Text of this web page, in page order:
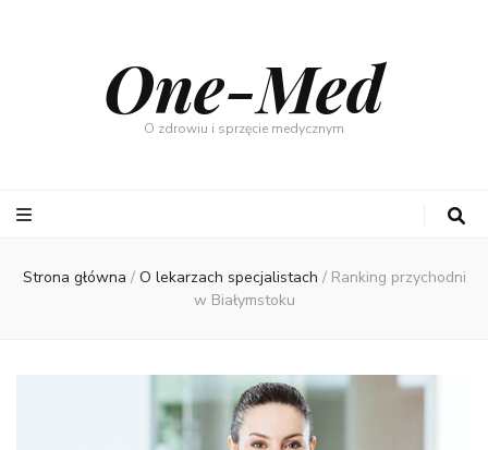
One-Med
O zdrowiu i sprzęcie medycznym
Strona główna / O lekarzach specjalistach / Ranking przychodni
w Białymstoku